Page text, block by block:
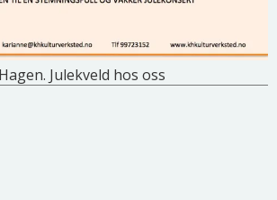
Julekveld hos oss